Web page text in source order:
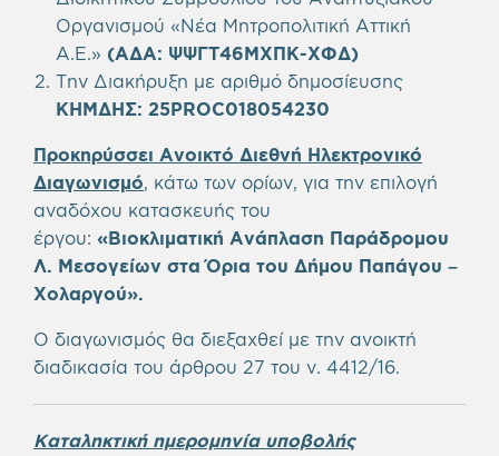
Οργανισμού «Νέα Μητροπολιτική Αττική
Α.Ε.» (ΑΔΑ: ΨΨΓΤ46ΜΧΠΚ-ΧΦΔ)
Την Διακήρυξη με αριθμό δημοσίευσης
ΚΗΜΔΗΣ: 25PROC018054230
Προκηρύσσει Ανοικτό Διεθνή Ηλεκτρονικό
Διαγωνισμό, κάτω των ορίων, για την επιλογή
αναδόχου κατασκευής του
έργου: «Βιοκλιματική Ανάπλαση Παράδρομου
Λ. Μεσογείων στα Όρια του Δήμου Παπάγου –
Χολαργού».
Ο διαγωνισμός θα διεξαχθεί με την ανοικτή
διαδικασία του άρθρου 27 του ν. 4412/16.
Καταληκτική ημερομηνία υποβολής